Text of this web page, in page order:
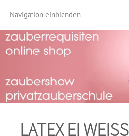
Navigation einblenden
LATEX EI WEISS